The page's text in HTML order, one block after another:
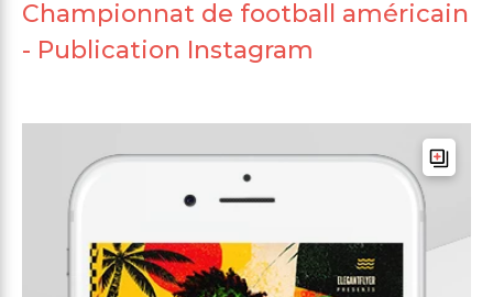
Championnat de football américain
- Publication Instagram